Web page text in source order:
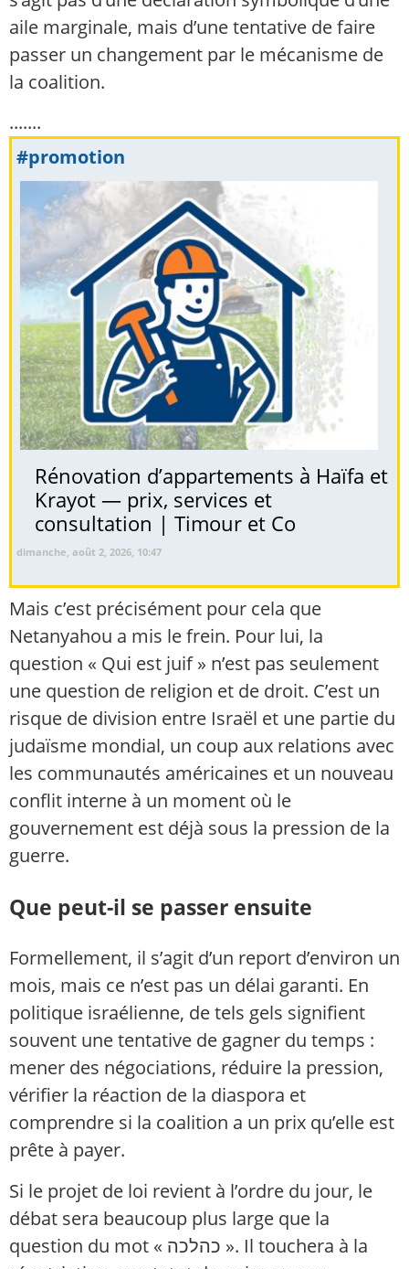
aile marginale, mais d’une tentative de faire
passer un changement par le mécanisme de
la coalition.
.......
#promotion
Rénovation d’appartements à Haïfa et
Krayot — prix, services et
consultation | Timour et Co
dimanche, août 2, 2026, 10:47
Mais c’est précisément pour cela que
Netanyahou a mis le frein. Pour lui, la
question « Qui est juif » n’est pas seulement
une question de religion et de droit. C’est un
risque de division entre Israël et une partie du
judaïsme mondial, un coup aux relations avec
les communautés américaines et un nouveau
conflit interne à un moment où le
gouvernement est déjà sous la pression de la
guerre.
Que peut-il se passer ensuite
Formellement, il s’agit d’un report d’environ un
mois, mais ce n’est pas un délai garanti. En
politique israélienne, de tels gels signifient
souvent une tentative de gagner du temps :
mener des négociations, réduire la pression,
vérifier la réaction de la diaspora et
comprendre si la coalition a un prix qu’elle est
prête à payer.
Si le projet de loi revient à l’ordre du jour, le
débat sera beaucoup plus large que la
question du mot « כהלכה ». Il touchera à la